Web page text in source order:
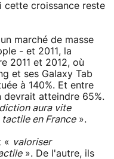
cette croissance reste
marché de masse
- et 2011, la
2011 et 2012, où
et ses Galaxy Tab
à 140%. Et entre
devrait atteindre 65%.
aura vite
en France».
« valoriser
». De l'autre, ils